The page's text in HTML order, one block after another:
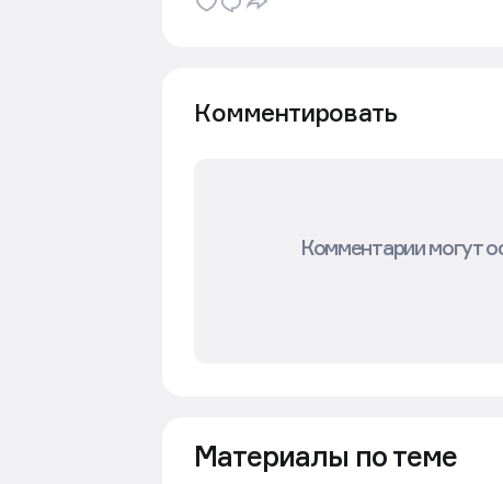
Комментировать
Комментарии могут
Материалы по теме